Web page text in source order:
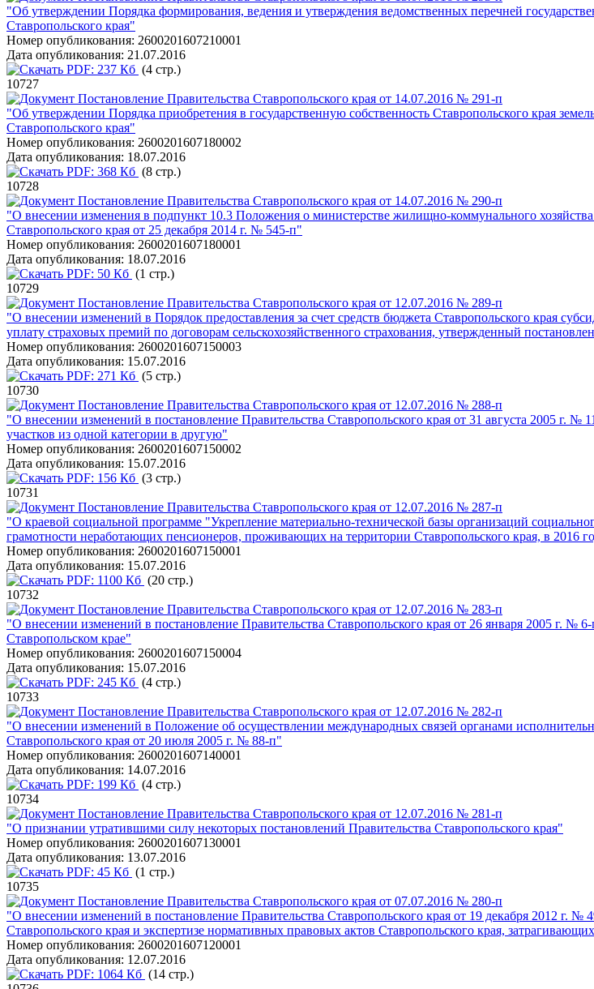
"Об утверждении Порядка формирования, ведения и утверждения ведомственных перечней
Ставропольского края"
Номер опубликования: 2600201607210001
Дата опубликования: 21.07.2016
PDF: 237 Кб (4 стр.)
10727
Постановление Правительства Ставропольского края от 14.07.2016 № 291-п
"Об утверждении Порядка приобретения в государственную собственность Ставропольского края
Ставропольского края"
Номер опубликования: 2600201607180002
Дата опубликования: 18.07.2016
PDF: 368 Кб (8 стр.)
10728
Постановление Правительства Ставропольского края от 14.07.2016 № 290-п
"О внесении изменения в подпункт 10.3 Положения о министерстве жилищно-коммунального
Ставропольского края от 25 декабря 2014 г. № 545-п"
Номер опубликования: 2600201607180001
Дата опубликования: 18.07.2016
PDF: 50 Кб (1 стр.)
10729
Постановление Правительства Ставропольского края от 12.07.2016 № 289-п
"О внесении изменений в Порядок предоставления за счет средств бюджета Ставропольского края
уплату страховых премий по договорам сельскохозяйственного страхования, утвержденный
Номер опубликования: 2600201607150003
Дата опубликования: 15.07.2016
PDF: 271 Кб (5 стр.)
10730
Постановление Правительства Ставропольского края от 12.07.2016 № 288-п
"О внесении изменений в постановление Правительства Ставропольского края от 31 августа 2005 г.
участков из одной категории в другую"
Номер опубликования: 2600201607150002
Дата опубликования: 15.07.2016
PDF: 156 Кб (3 стр.)
10731
Постановление Правительства Ставропольского края от 12.07.2016 № 287-п
"О краевой социальной программе "Укрепление материально-технической базы организаций
грамотности неработающих пенсионеров, проживающих на территории Ставропольского края, в 2016
Номер опубликования: 2600201607150001
Дата опубликования: 15.07.2016
PDF: 1100 Кб (20 стр.)
10732
Постановление Правительства Ставропольского края от 12.07.2016 № 283-п
"О внесении изменений в постановление Правительства Ставропольского края от 26 января 2005 г.
Ставропольском крае"
Номер опубликования: 2600201607150004
Дата опубликования: 15.07.2016
PDF: 245 Кб (4 стр.)
10733
Постановление Правительства Ставропольского края от 12.07.2016 № 282-п
"О внесении изменений в Положение об осуществлении международных связей органами
Ставропольского края от 20 июля 2005 г. № 88-п"
Номер опубликования: 2600201607140001
Дата опубликования: 14.07.2016
PDF: 199 Кб (4 стр.)
10734
Постановление Правительства Ставропольского края от 12.07.2016 № 281-п
"О признании утратившими силу некоторых постановлений Правительства Ставропольского края"
Номер опубликования: 2600201607130001
Дата опубликования: 13.07.2016
PDF: 45 Кб (1 стр.)
10735
Постановление Правительства Ставропольского края от 07.07.2016 № 280-п
"О внесении изменений в постановление Правительства Ставропольского края от 19 декабря 2012 г.
Ставропольского края и экспертизе нормативных правовых актов Ставропольского края,
Номер опубликования: 2600201607120001
Дата опубликования: 12.07.2016
PDF: 1064 Кб (14 стр.)